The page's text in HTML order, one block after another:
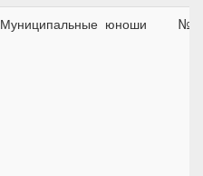
Муниципальные юноши №3,